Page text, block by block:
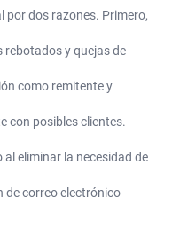
por dos razones. Primero,
rebotados y quejas de
como remitente y
con posibles clientes.
eliminar la necesidad de
de correo electrónico